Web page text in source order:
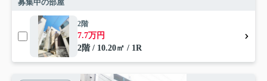
募集中の部屋
2階
7.7万円
2階 / 10.20㎡ / 1R